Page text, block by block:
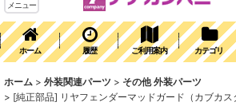
メニュー
ホーム 履歴 ご利用案内 カテゴリ
ホーム > 外装関連パーツ > その他 外装パーツ
> [純正部品] リヤフェンダーマッドガード（カブカス